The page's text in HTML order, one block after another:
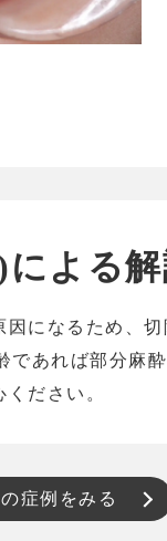
による
になるため、
あれば部分麻
ださい。
症例をみる